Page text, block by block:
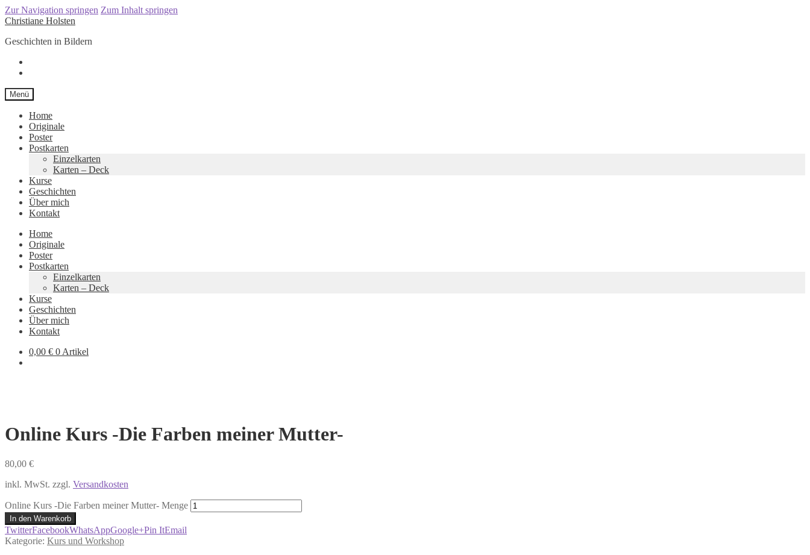
Zur Navigation springen Zum Inhalt springen
Christiane Holsten
Geschichten in Bildern
Menü
Home
Originale
Poster
Postkarten
Einzelkarten
Karten – Deck
Kurse
Geschichten
Über mich
Kontakt
Home
Originale
Poster
Postkarten
Einzelkarten
Karten – Deck
Kurse
Geschichten
Über mich
Kontakt
0,00 € 0 Artikel
Online Kurs -Die Farben meiner Mutter-
80,00 €
inkl. MwSt. zzgl. Versandkosten
Online Kurs -Die Farben meiner Mutter- Menge
In den Warenkorb
TwitterFacebookWhatsAppGoogle+Pin ItEmail
Kategorie: Kurs und Workshop